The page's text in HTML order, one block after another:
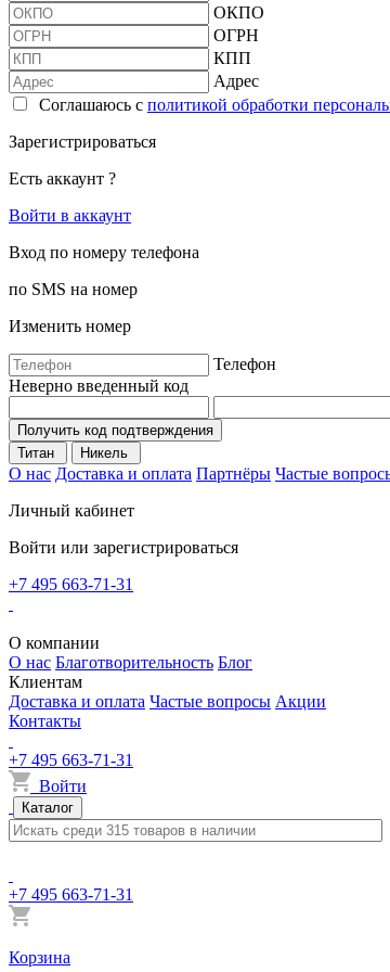
ОКПО
ОГРН
КПП
Адрес
Соглашаюсь с политикой обработки
Зарегистрироваться
Есть аккаунт ?
Войти в аккаунт
Вход по номеру телефона
по SMS на номер
Изменить номер
Телефон
Неверно введенный код
Получить код подтверждения
Титан
Никель
О нас Доставка и оплата Партнёры Частые
Личный кабинет
Войти или зарегистрироваться
+7 495 663-71-31
О компании
О нас Благотворительность Блог
Клиентам
Доставка и оплата Частые вопросы Акции
Контакты
+7 495 663-71-31
Войти
Каталог
+7 495 663-71-31
Корзина